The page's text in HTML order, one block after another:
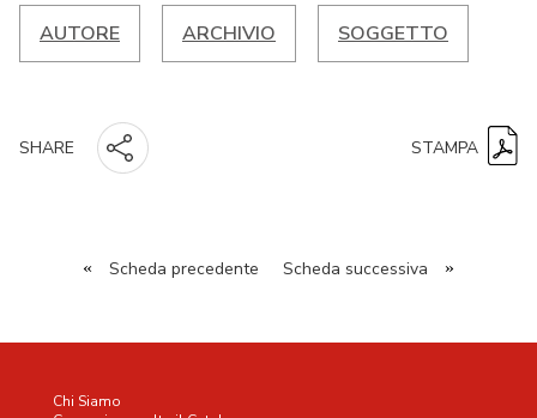
AUTORE ARCHIVIO SOGGETTO
SHARE STAMPA
« Scheda precedente Scheda successiva »
Chi Siamo